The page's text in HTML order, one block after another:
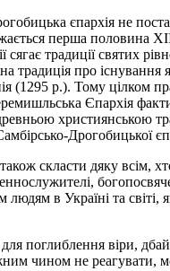
єпархія не
перша половина
традиції святих
традиція про
(1295 р.). Тому цілком
Єпархія
християнською
Дрогобицької
скласти дяку всім,
в Україні та світі,
поглиблення віри,
чином не